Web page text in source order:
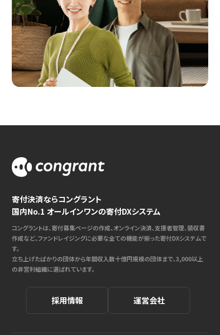
寄付決済ならコングラント
国内No.1 オールインワンの寄付DXシステム
コングラントは、寄付募集ページの作成、オンライン決済、支援者管理、領収書
作成など、ファンドレイジングに必要な全ての機能が揃った寄付DXシステムで
す。
立ち上げたばかりの団体から年間収入数十億円規模の団体まで、3,000以上
の非営利組織に選ばれています。
採用情報 運営会社